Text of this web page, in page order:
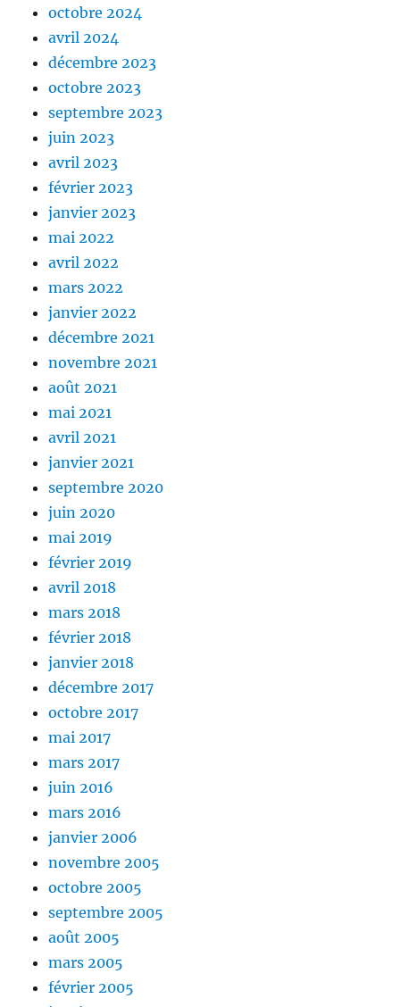
octobre 2024
avril 2024
décembre 2023
octobre 2023
septembre 2023
juin 2023
avril 2023
février 2023
janvier 2023
mai 2022
avril 2022
mars 2022
janvier 2022
décembre 2021
novembre 2021
août 2021
mai 2021
avril 2021
janvier 2021
septembre 2020
juin 2020
mai 2019
février 2019
avril 2018
mars 2018
février 2018
janvier 2018
décembre 2017
octobre 2017
mai 2017
mars 2017
juin 2016
mars 2016
janvier 2006
novembre 2005
octobre 2005
septembre 2005
août 2005
mars 2005
février 2005